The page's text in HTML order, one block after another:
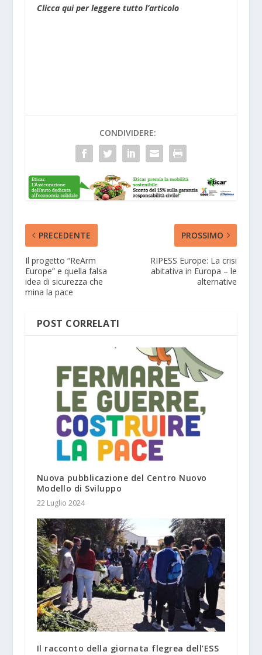
Clicca qui per leggere tutto l’articolo
CONDIVIDERE:
PRECEDENTE
Il progetto “ReArm
Europe” e quella falsa
idea di sicurezza che
mina la pace
PROSSIMO
RIPESS Europe: La crisi
abitativa in Europa – le
alternative
POST CORRELATI
Nuova pubblicazione del Centro Nuovo
Modello di Sviluppo
22 Luglio 2024
Il racconto della giornata flegrea dell’ESS